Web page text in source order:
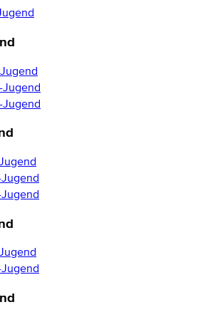
Jugend
Jugend